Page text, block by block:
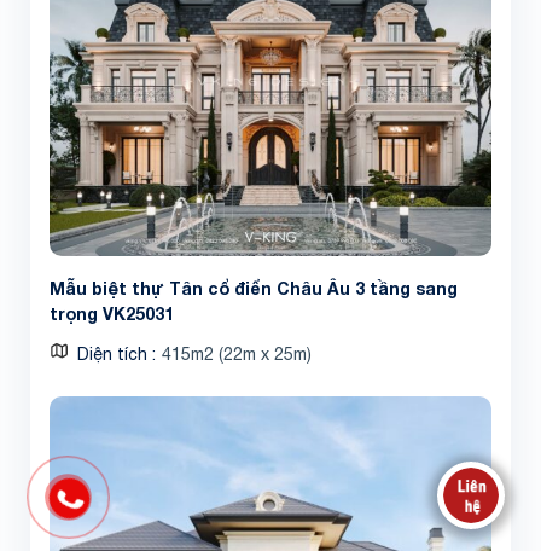
Mẫu biệt thự Tân cổ điển Châu Âu 3 tầng sang
trọng VK25031
Diện tích 415m2 (22m x 25m)